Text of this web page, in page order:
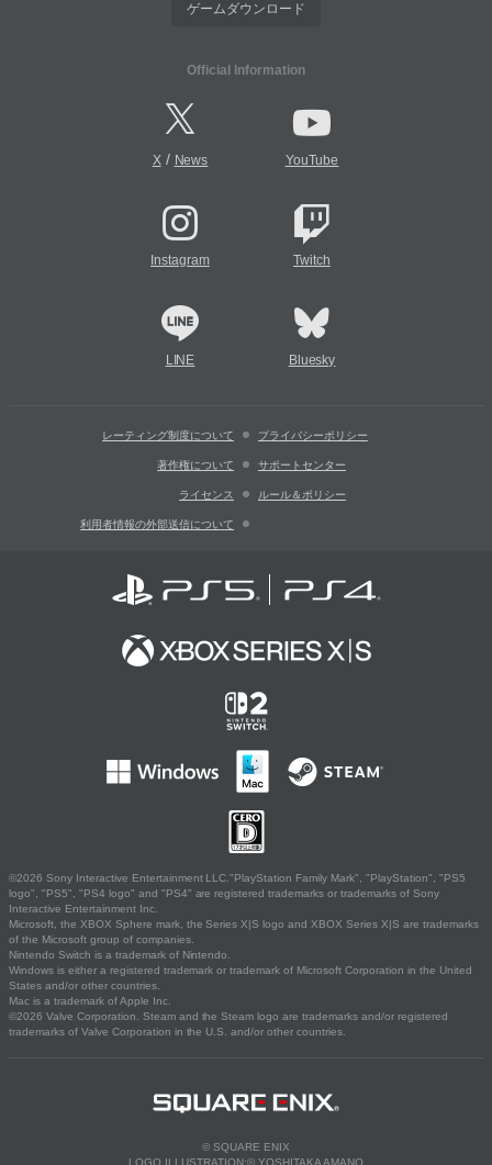
ゲームダウンロード
Official Information
X/ News YouTube
Instagram Twitch
LINE Bluesky
レーティング制度について プライバシーポリシー
著作権について サポートセンター
ライセンス ルール＆ポリシー
利用者情報の外部送信について
©2026 Sony Interactive Entertainment LLC."PlayStation Family Mark", "PlayStation", "PS5
logo", "PS5", "PS4 logo" and "PS4" are registered trademarks or trademarks of Sony
Interactive Entertainment Inc.
Microsoft, the XBOX Sphere mark, the Series X|S logo and XBOX Series X|S are trademarks
of the Microsoft group of companies.
Nintendo Switch is a trademark of Nintendo.
Windows is either a registered trademark or trademark of Microsoft Corporation in the United
States and/or other countries.
Mac is a trademark of Apple Inc.
©2026 Valve Corporation. Steam and the Steam logo are trademarks and/or registered
trademarks of Valve Corporation in the U.S. and/or other countries.
© SQUARE ENIX
LOGO ILLUSTRATION:© YOSHITAKA AMANO